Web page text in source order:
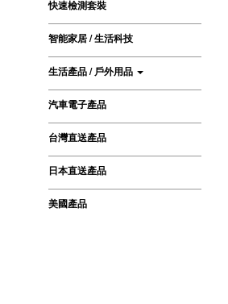
快速檢測套裝
智能家居 / 生活科技
生活產品 / 戶外用品
汽車電子產品
台灣直送產品
日本直送產品
美國產品